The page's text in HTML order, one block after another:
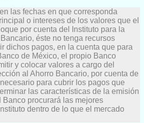
las fechas en que corresponda
o intereses de los valores que el
por cuenta del Instituto para la
éste no tenga recursos
dichos pagos, en la cuenta que para
de México, el propio Banco
y colocar valores a cargo del
al Ahorro Bancario, por cuenta de
para cubrir los pagos que
las características de la emisión
procurará las mejores
dentro de lo que el mercado